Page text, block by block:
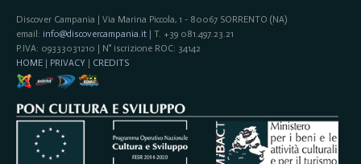
Discover Campania | Via Marina Piccola, 1 - 80067 SORRENTO (NA)
email: info@discovercampania.it| T. +39 081.497.23.21
P.IVA: 09333031210 | N° iscrizione ROC: 34142
HOME| PRIVACY | CREDITS